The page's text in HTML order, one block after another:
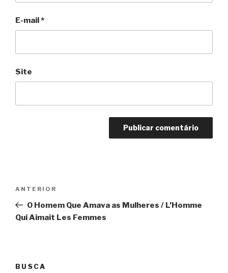
E-mail*
Site
Post
Anterior
ANTERIOR
O Homem Que Amava as Mulheres / L’Homme
Qui Aimait Les Femmes
BUSCA